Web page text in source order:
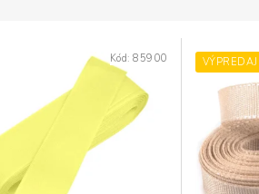
Kód:85900 VÝPREDAJ